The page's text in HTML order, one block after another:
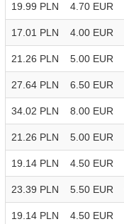
19.99 PLN 4.70 EUR
17.01 PLN 4.00 EUR
21.26 PLN 5.00 EUR
27.64 PLN 6.50 EUR
34.02 PLN 8.00 EUR
21.26 PLN 5.00 EUR
19.14 PLN 4.50 EUR
23.39 PLN 5.50 EUR
19.14 PLN 4.50 EUR